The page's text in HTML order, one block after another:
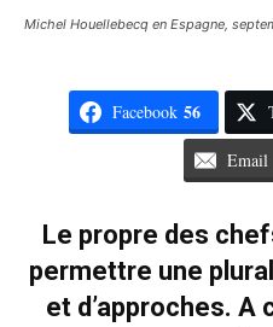
Michel Houellebecq en Espagne,
Facebook 56
Email
Le propre des
permettre une
et d’approches. A